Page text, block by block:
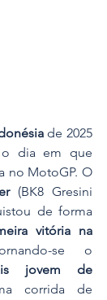
de 2025
o dia em que
no MotoGP. O
(BK8 Gresini
de forma
vitória na
jovem de
corrida de